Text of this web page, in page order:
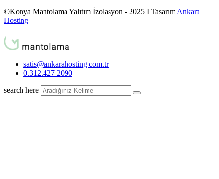
©Konya Mantolama Yalıtım İzolasyon - 2025 I TasarımAnkara
Hosting
satis@ankarahosting.com.tr
0.312.427 2090
search here